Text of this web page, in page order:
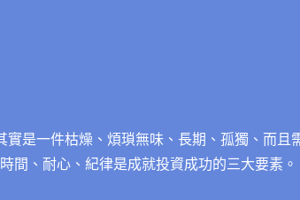
是一件枯燥、煩瑣無味、長期、孤獨、而且
間、耐心、紀律是成就投資成功的三大要素。